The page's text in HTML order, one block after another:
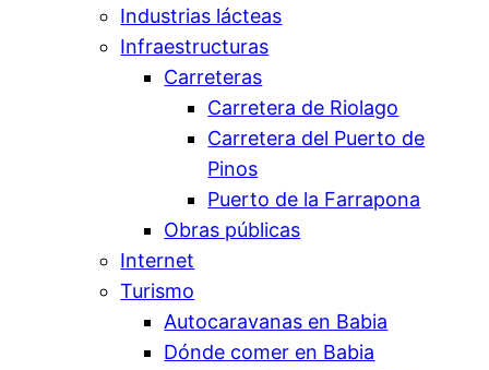
Industrias lácteas
Infraestructuras
Carreteras
Carretera de Riolago
Carretera del Puerto de
Pinos
Puerto de la Farrapona
Obras públicas
Internet
Turismo
Autocaravanas en Babia
Dónde comer en Babia